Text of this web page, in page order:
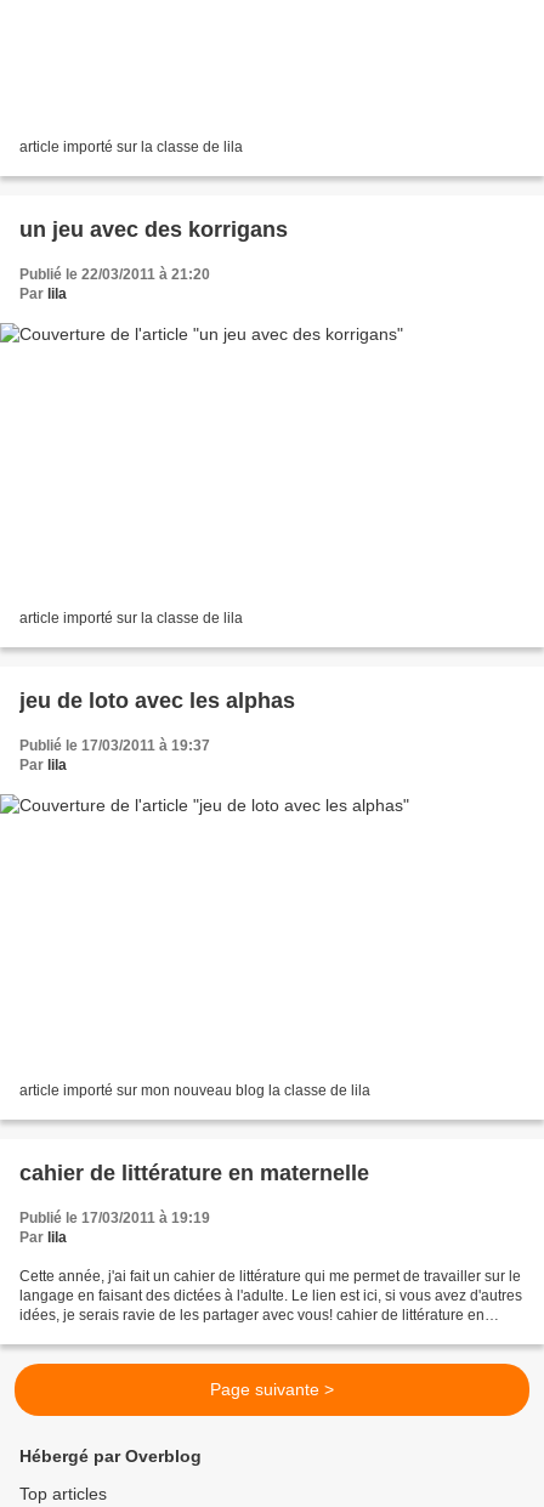
article importé sur la classe de lila
un jeu avec des korrigans
Publié le 22/03/2011 à 21:20
Par lila
article importé sur la classe de lila
jeu de loto avec les alphas
Publié le 17/03/2011 à 19:37
Par lila
article importé sur mon nouveau blog la classe de lila
cahier de littérature en maternelle
Publié le 17/03/2011 à 19:19
Par lila
Cette année, j'ai fait un cahier de littérature qui me permet de travailler sur le
langage en faisant des dictées à l'adulte. Le lien est ici, si vous avez d'autres
idées, je serais ravie de les partager avec vous! cahier de littérature en
Page suivante >
Hébergé par Overblog
Top articles